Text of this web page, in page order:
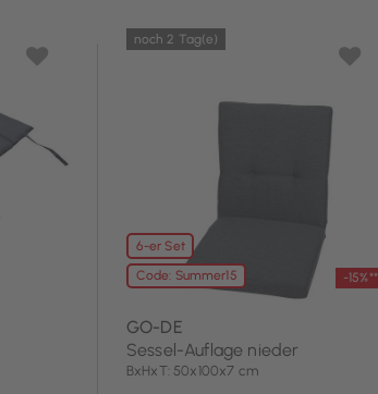
6-er Set
Code: Summer15
-15%**
noch 2 Tag(e)
GO-DE
Sessel-Auflage nieder
BxHxT: 50x100x7 cm